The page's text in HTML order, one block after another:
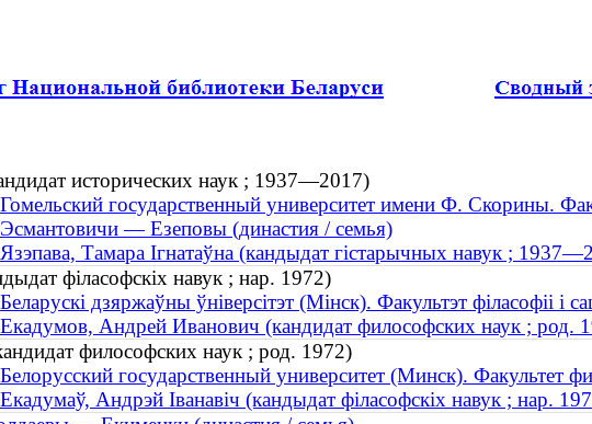
исторических наук ; 1937—2017)
Гомельский государственный университет имени Ф. Скорины.
Эсмантовичи — Езеповы (династия / семья)
Язэпава, Тамара Ігнатаўна (кандыдат гістарычных навук ;
філасофскіх навук ; нар. 1972)
Беларускі дзяржаўны ўніверсітэт (Мінск). Факультэт філасофіі і
Екадумов, Андрей Иванович (кандидат философских наук ; род.
философских наук ; род. 1972)
Белорусский государственный университет (Минск). Факультет
Екадумаў, Андрэй Іванавіч (кандыдат філасофскіх навук ; нар.